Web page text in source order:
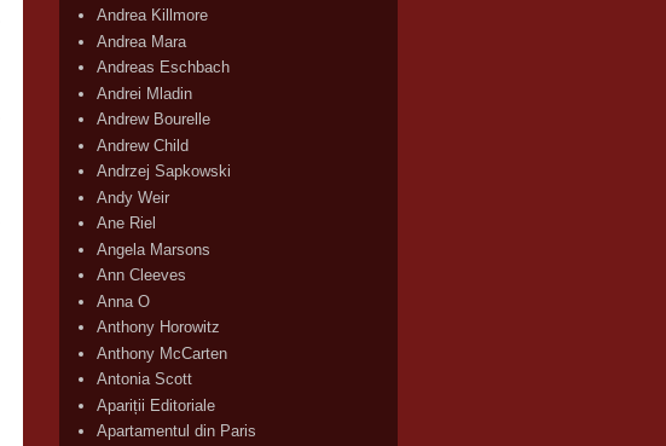
Andrea Killmore
Andrea Mara
Andreas Eschbach
Andrei Mladin
Andrew Bourelle
Andrew Child
Andrzej Sapkowski
Andy Weir
Ane Riel
Angela Marsons
Ann Cleeves
Anna O
Anthony Horowitz
Anthony McCarten
Antonia Scott
Apariții Editoriale
Apartamentul din Paris